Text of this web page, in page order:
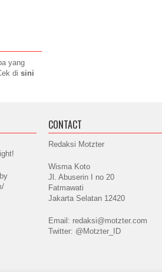
yang
di sini
CONTACT
Redaksi Motzter
Wisma Koto
Jl. Abuserin I no 20
Fatmawati
Jakarta Selatan 12420
Email: redaksi@motzter.com
Twitter: @Motzter_ID